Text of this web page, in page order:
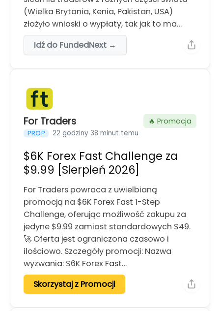
(Wielka Brytania, Kenia, Pakistan, USA)
złożyło wnioski o wypłaty, tak jak to ma…
Idź do FundedNext →
For Traders
PROP 22 godziny 38 minut temu
🔥 Promocja
$6K Forex Fast Challenge za
$9.99 [Sierpień 2026]
For Traders powraca z uwielbianą
promocją na $6K Forex Fast 1-Step
Challenge, oferując możliwość zakupu za
jedyne $9.99 zamiast standardowych $49.
🚀 Oferta jest ograniczona czasowo i
ilościowo. Szczegóły promocji: Nazwa
wyzwania: $6K Forex Fast…
Skorzystaj z Promocji